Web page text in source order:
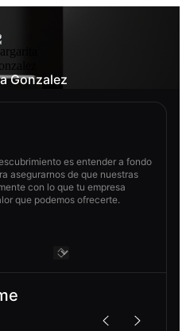
Gonzalez
es entender a fondo
asegurarnos de que nuestras
con lo que tu empresa
que podemos ofrecerte.